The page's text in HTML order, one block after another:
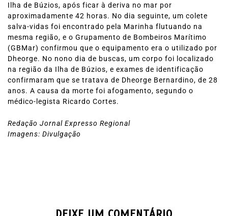
Ilha de Búzios, após ficar à deriva no mar por
aproximadamente 42 horas. No dia seguinte, um colete
salva-vidas foi encontrado pela Marinha flutuando na
mesma região, e o Grupamento de Bombeiros Marítimo
(GBMar) confirmou que o equipamento era o utilizado por
Dheorge. No nono dia de buscas, um corpo foi localizado
na região da Ilha de Búzios, e exames de identificação
confirmaram que se tratava de Dheorge Bernardino, de 28
anos. A causa da morte foi afogamento, segundo o
médico-legista Ricardo Cortes.
Redação Jornal Expresso Regional
Imagens: Divulgação